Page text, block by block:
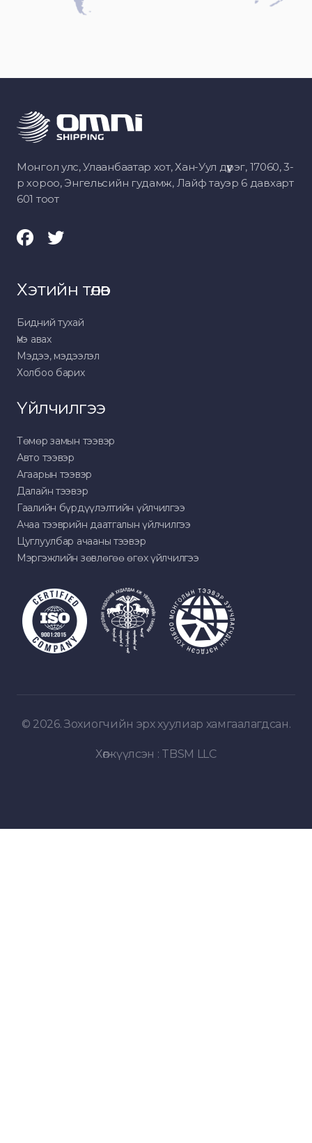
Монгол улс, Улаанбаатар хот, Хан-Уул дүүрэг, 17060, 3-
р хороо, Энгельсийн гудамж, Лайф тауэр 6 давхарт
601 тоот
Хэтийн төлөв
Бидний тухай
Үнэ авах
Мэдээ, мэдээлэл
Холбоо барих
Үйлчилгээ
Төмөр замын тээвэр
Авто тээвэр
Агаарын тээвэр
Далайн тээвэр
Гаалийн бүрдүүлэлтийн үйлчилгээ
Ачаа тээврийн даатгалын үйлчилгээ
Цуглуулбар ачааны тээвэр
Мэргэжлийн зөвлөгөө өгөх үйлчилгээ
© 2026. Зохиогчийн эрх хуулиар хамгаалагдсан.
Хөгжүүлсэн : TBSM LLC